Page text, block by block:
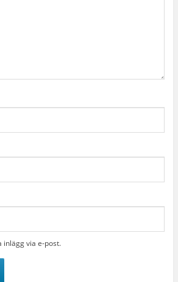
inlägg via e-post.